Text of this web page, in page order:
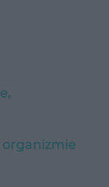
organizmie